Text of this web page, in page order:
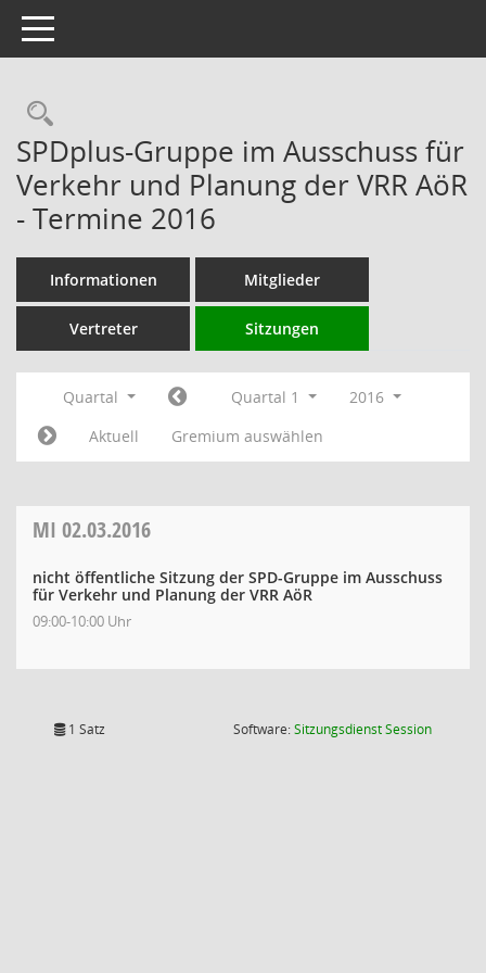
Toggle navigation
Rechercheauswahl
SPDplus-Gruppe im Ausschuss für
Verkehr und Planung der VRR AöR
- Termine 2016
Informationen Mitglieder
Vertreter Sitzungen
Quartal Quartal 1
2016
Aktuell
Gremium auswählen
MI 02.03.2016
nicht öffentliche Sitzung der SPD-Gruppe im Ausschuss
für Verkehr und Planung der VRR AöR
09:00-10:00 Uhr
1 Satz Software:SitzungsdienstSession(Wird in